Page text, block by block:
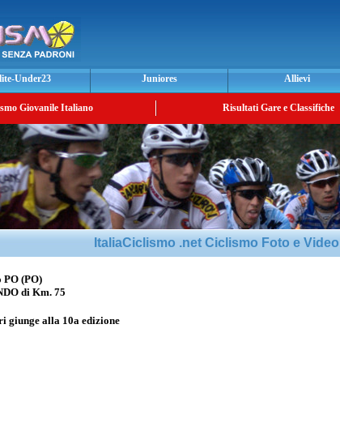
Under23 Juniores Allievi
Giovanile Italiano Risultati Gare e Classifiche
ItaliaCiclismo .net Ciclismo Foto e Video
(PO)
di Km. 75
alla 10a edizione